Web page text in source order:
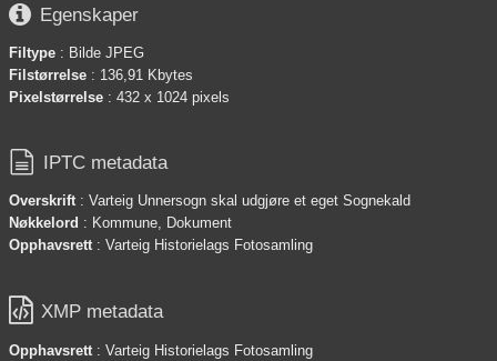
 Egenskaper
Filtype : Bilde JPEG
Filstørrelse : 136,91 Kbytes
Pixelstørrelse : 432 x 1024 pixels
 IPTC metadata
Overskrift: Varteig Unnersogn skal udgjøre et eget Sognekald
Nøkkelord : Kommune, Dokument
Opphavsrett: Varteig Historielags Fotosamling
 XMP metadata
Opphavsrett: Varteig Historielags Fotosamling